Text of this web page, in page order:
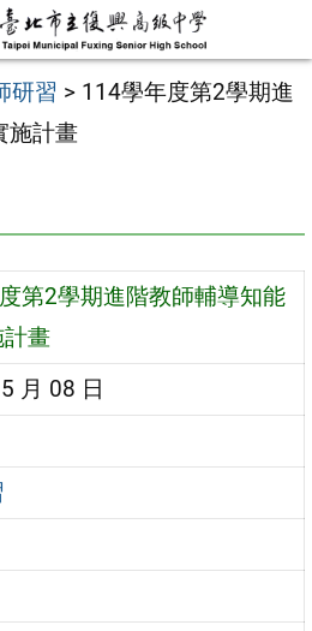
研習 > 114學年度第2學期進
施計畫
第2學期進階教師輔導知能
畫
月 08 日